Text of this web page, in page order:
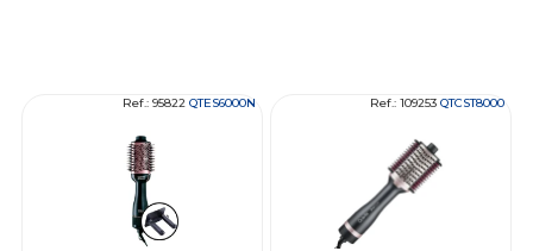
Ref.: 95822 QTES6000N Ref.: 109253 QTCST8000